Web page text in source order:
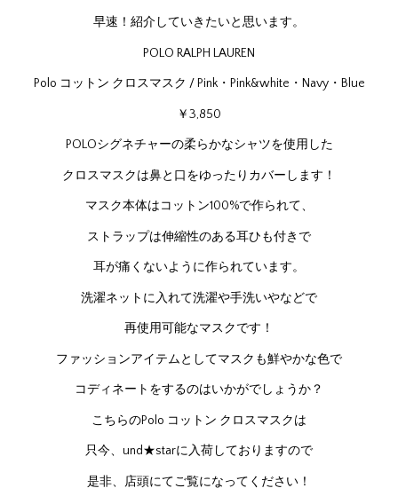
早速！紹介していきたいと思います。
POLO RALPH LAUREN
Polo コットン クロスマスク / Pink・Pink&white・Navy・Blue
￥3,850
POLOシグネチャーの柔らかなシャツを使用した
クロスマスクは鼻と口をゆったりカバーします！
マスク本体はコットン100%で作られて、
ストラップは伸縮性のある耳ひも付きで
耳が痛くないように作られています。
洗濯ネットに入れて洗濯や手洗いやなどで
再使用可能なマスクです！
ファッションアイテムとしてマスクも鮮やかな色で
コディネートをするのはいかがでしょうか？
こちらのPolo コットン クロスマスクは
只今、und★starに入荷しておりますので
是非、店頭にてご覧になってください！